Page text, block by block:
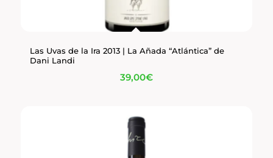
Las Uvas de la Ira 2013 | La Añada “Atlántica” de
Dani Landi
39,00€